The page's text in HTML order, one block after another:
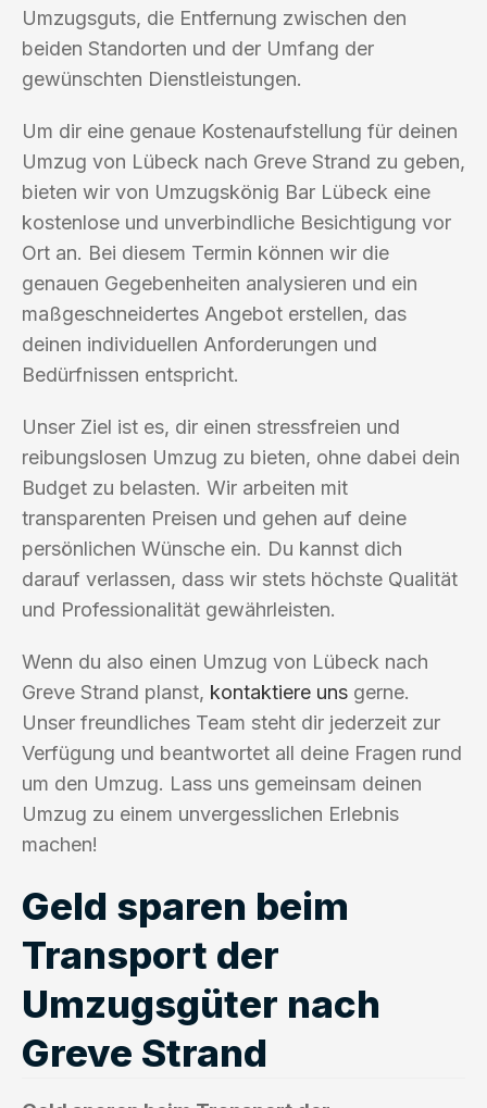
Umzugsguts, die Entfernung zwischen den
beiden Standorten und der Umfang der
gewünschten Dienstleistungen.
Um dir eine genaue Kostenaufstellung für deinen
Umzug von Lübeck nach Greve Strand zu geben,
bieten wir von Umzugskönig Bar Lübeck eine
kostenlose und unverbindliche Besichtigung vor
Ort an. Bei diesem Termin können wir die
genauen Gegebenheiten analysieren und ein
maßgeschneidertes Angebot erstellen, das
deinen individuellen Anforderungen und
Bedürfnissen entspricht.
Unser Ziel ist es, dir einen stressfreien und
reibungslosen Umzug zu bieten, ohne dabei dein
Budget zu belasten. Wir arbeiten mit
transparenten Preisen und gehen auf deine
persönlichen Wünsche ein. Du kannst dich
darauf verlassen, dass wir stets höchste Qualität
und Professionalität gewährleisten.
Wenn du also einen Umzug von Lübeck nach
Greve Strand planst, kontaktiere uns gerne.
Unser freundliches Team steht dir jederzeit zur
Verfügung und beantwortet all deine Fragen rund
um den Umzug. Lass uns gemeinsam deinen
Umzug zu einem unvergesslichen Erlebnis
machen!
Geld sparen beim
Transport der
Umzugsgüter nach
Greve Strand